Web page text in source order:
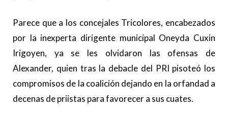
Parece que a los concejales Tricolores, encabezados
por la inexperta dirigente municipal Oneyda Cuxin
Irigoyen, ya se les olvidaron las ofensas de
Alexander, quien tras la debacle del PRI pisoteó los
compromisos de la coalición dejando en la orfandad a
decenas de priistas para favorecer a sus cuates.